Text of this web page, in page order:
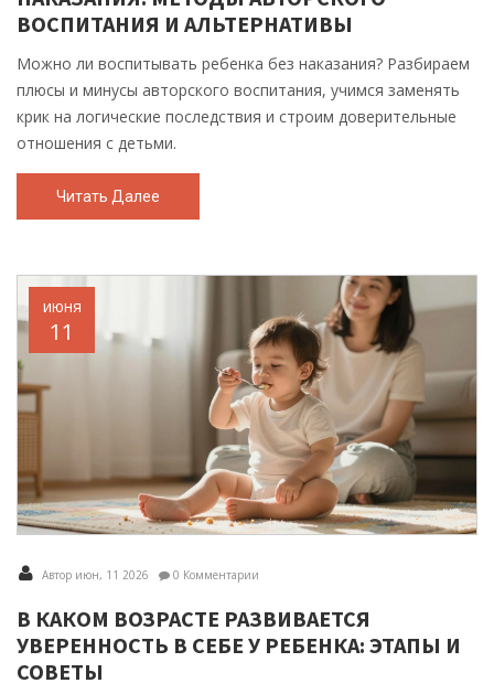
ВОСПИТАНИЯ И АЛЬТЕРНАТИВЫ
Можно ли воспитывать ребенка без наказания? Разбираем
плюсы и минусы авторского воспитания, учимся заменять
крик на логические последствия и строим доверительные
отношения с детьми.
Читать Далее
июня
11
Автор июн, 11 2026 0 Комментарии
В КАКОМ ВОЗРАСТЕ РАЗВИВАЕТСЯ
УВЕРЕННОСТЬ В СЕБЕ У РЕБЕНКА: ЭТАПЫ И
СОВЕТЫ